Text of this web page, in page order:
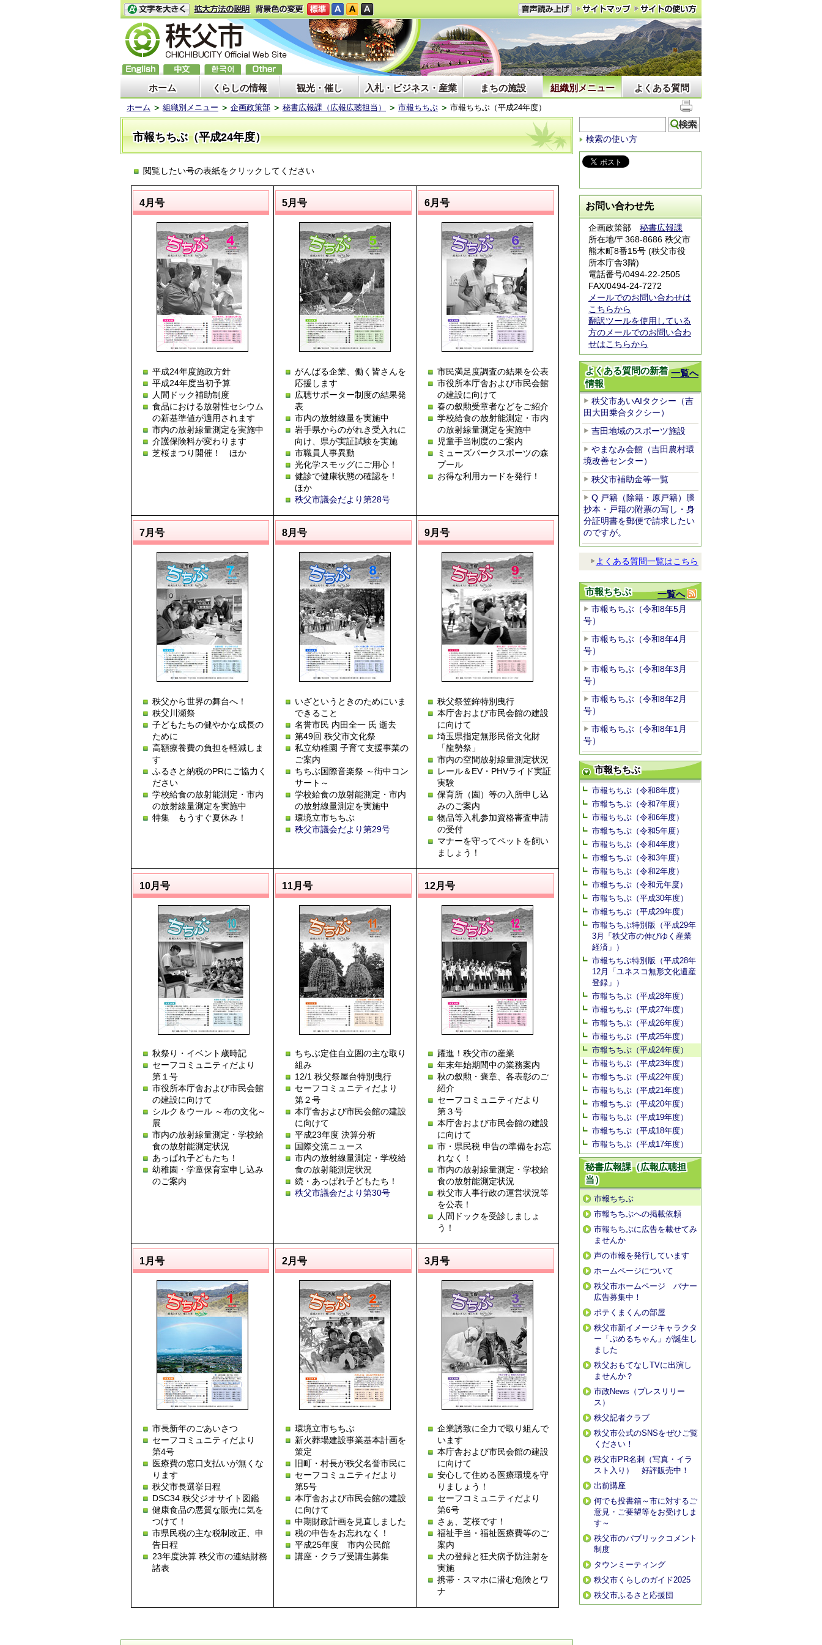
ホーム くらしの情報 観光・催し 入札・ビジネス・産業 まちの施設 組織別メニュー よくある質問
ホーム 組織別メニュー 企画政策部 秘書広報課（広報広聴担当） 市報ちちぶ 市報ちちぶ（平成24年度）
市報ちちぶ（平成24年度）
閲覧したい号の表紙をクリックしてください
4月号
平成24年度施政方針
平成24年度当初予算
人間ドック補助制度
食品における放射性セシウム
の新基準値が適用されます
市内の放射線量測定を実施中
介護保険料が変わります
芝桜まつり開催！ ほか
5月号
がんばる企業、働く皆さんを
応援します
広聴サポーター制度の結果発
表
市内の放射線量を実施中
岩手県からのがれき受入れに
向け、県が実証試験を実施
市職員人事異動
光化学スモッグにご用心！
健診で健康状態の確認を！
ほか
秩父市議会だより第28号
6月号
市民満足度調査の結果を公表
市役所本庁舎および市民会館
の建設に向けて
春の叙勲受章者などをご紹介
学校給食の放射能測定・市内
の放射線量測定を実施中
児童手当制度のご案内
ミューズパークスポーツの森
プール
お得な利用カードを発行！
7月号
秩父から世界の舞台へ！
秩父川瀬祭
子どもたちの健やかな成長の
ために
高額療養費の負担を軽減しま
す
ふるさと納税のPRにご協力く
ださい
学校給食の放射能測定・市内
の放射線量測定を実施中
特集 もうすぐ夏休み！
8月号
いざというときのためにいま
できること
名誉市民 内田全一 氏 逝去
第49回 秩父市文化祭
私立幼稚園 子育て支援事業の
ご案内
ちちぶ国際音楽祭 ～街中コン
サート～
学校給食の放射能測定・市内
の放射線量測定を実施中
環境立市ちちぶ
秩父市議会だより第29号
9月号
秩父祭笠鉾特別曳行
本庁舎および市民会館の建設
に向けて
埼玉県指定無形民俗文化財
「龍勢祭」
市内の空間放射線量測定状況
レール＆EV・PHVライド実証
実験
保育所（園）等の入所申し込
みのご案内
物品等入札参加資格審査申請
の受付
マナーを守ってペットを飼い
ましょう！
10月号
秋祭り・イベント歳時記
セーフコミュニティだより
第１号
市役所本庁舎および市民会館
の建設に向けて
シルク＆ウール ～布の文化～
展
市内の放射線量測定・学校給
食の放射能測定状況
あっぱれ子どもたち！
幼稚園・学童保育室申し込み
のご案内
11月号
ちちぶ定住自立圏の主な取り
組み
12/1 秩父祭屋台特別曳行
セーフコミュニティだより
第２号
本庁舎および市民会館の建設
に向けて
平成23年度 決算分析
国際交流ニュース
市内の放射線量測定・学校給
食の放射能測定状況
続・あっぱれ子どもたち！
秩父市議会だより第30号
12月号
躍進！秩父市の産業
年末年始期間中の業務案内
秋の叙勲・褒章、各表彰のご
紹介
セーフコミュニティだより
第３号
本庁舎および市民会館の建設
に向けて
市・県民税 申告の準備をお忘
れなく！
市内の放射線量測定・学校給
食の放射能測定状況
秩父市人事行政の運営状況等
を公表！
人間ドックを受診しましょ
う！
1月号
市長新年のごあいさつ
セーフコミュニティだより
第4号
医療費の窓口支払いが無くな
ります
秩父市長選挙日程
DSC34 秩父ジオサイト図鑑
健康食品の悪質な販売に気を
つけて！
市県民税の主な税制改正、申
告日程
23年度決算 秩父市の連結財務
諸表
2月号
環境立市ちちぶ
新火葬場建設事業基本計画を
策定
旧町・村長が秩父名誉市民に
セーフコミュニティだより
第5号
本庁舎および市民会館の建設
に向けて
中期財政計画を見直しました
税の申告をお忘れなく！
平成25年度 市内公民館
講座・クラブ受講生募集
3月号
企業誘致に全力で取り組んで
います
本庁舎および市民会館の建設
に向けて
安心して住める医療環境を守
りましょう！
セーフコミュニティだより
第6号
さぁ、芝桜です！
福祉手当・福祉医療費等のご
案内
犬の登録と狂犬病予防注射を
実施
携帯・スマホに潜む危険とワ
ナ
検索の使い方
お問い合わせ先
企画政策部 秘書広報課
所在地/〒368-8686 秩父市
熊木町8番15号 (秩父市役
所本庁舎3階)
電話番号/0494-22-2505
FAX/0494-24-7272
メールでのお問い合わせは
こちらから
翻訳ツールを使用している
方のメールでのお問い合わ
せはこちらから
一覧へ
よくある質問の新着
情報
秩父市あいAIタクシー（吉
田大田乗合タクシー）
吉田地域のスポーツ施設
やまなみ会館（吉田農村環
境改善センター）
秩父市補助金等一覧
Q 戸籍（除籍・原戸籍）謄
抄本・戸籍の附票の写し・身
分証明書を郵便で請求したい
のですが。
よくある質問一覧はこちら
一覧へ
市報ちちぶ
市報ちちぶ（令和8年5月
号）
市報ちちぶ（令和8年4月
号）
市報ちちぶ（令和8年3月
号）
市報ちちぶ（令和8年2月
号）
市報ちちぶ（令和8年1月
号）
市報ちちぶ
市報ちちぶ（令和8年度）
市報ちちぶ（令和7年度）
市報ちちぶ（令和6年度）
市報ちちぶ（令和5年度）
市報ちちぶ（令和4年度）
市報ちちぶ（令和3年度）
市報ちちぶ（令和2年度）
市報ちちぶ（令和元年度）
市報ちちぶ（平成30年度）
市報ちちぶ（平成29年度）
市報ちちぶ特別版（平成29年
3月「秩父市の伸びゆく産業
経済」）
市報ちちぶ特別版（平成28年
12月「ユネスコ無形文化遺産
登録」）
市報ちちぶ（平成28年度）
市報ちちぶ（平成27年度）
市報ちちぶ（平成26年度）
市報ちちぶ（平成25年度）
市報ちちぶ（平成24年度）
市報ちちぶ（平成23年度）
市報ちちぶ（平成22年度）
市報ちちぶ（平成21年度）
市報ちちぶ（平成20年度）
市報ちちぶ（平成19年度）
市報ちちぶ（平成18年度）
市報ちちぶ（平成17年度）
秘書広報課（広報広聴担
当）
市報ちちぶ
市報ちちぶへの掲載依頼
市報ちちぶに広告を載せてみ
ませんか
声の市報を発行しています
ホームページについて
秩父市ホームページ バナー
広告募集中！
ポテくまくんの部屋
秩父市新イメージキャラクタ
ー「ぷめるちゃん」が誕生し
ました
秩父おもてなしTVに出演し
ませんか？
市政News（プレスリリー
ス）
秩父記者クラブ
秩父市公式のSNSをぜひご覧
ください！
秩父市PR名刺（写真・イラ
スト入り） 好評販売中！
出前講座
何でも投書箱～市に対するご
意見・ご要望等をお受けしま
す～
秩父市のパブリックコメント
制度
タウンミーティング
秩父市くらしのガイド2025
秩父市ふるさと応援団